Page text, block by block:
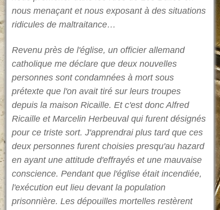
nous menaçant et nous exposant à des situations
ridicules de maltraitance…
Revenu près de l'église, un officier allemand
catholique me déclare que deux nouvelles
personnes sont condamnées à mort sous
prétexte que l'on avait tiré sur leurs troupes
depuis la maison Ricaille. Et c'est donc Alfred
Ricaille et Marcelin Herbeuval qui furent désignés
pour ce triste sort. J'apprendrai plus tard que ces
deux personnes furent choisies presqu'au hazard
en ayant une attitude d'effrayés et une mauvaise
conscience. Pendant que l'église était incendiée,
l'exécution eut lieu devant la population
prisonnière. Les dépouilles mortelles restèrent